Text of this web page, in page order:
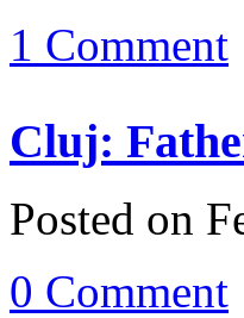
1 Comment
Cluj:
Posted on
0 Comment